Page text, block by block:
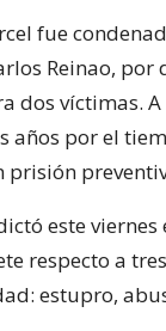
fue
Reinao,
dos víctimas. A
años por el
prisión
este
respecto a
estupro,